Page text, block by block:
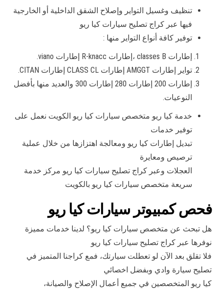
تنظيف وغسيل التواير وإصلاح الشقق الداخلية أو الخارجية
فيها عبر كراج تصليح سيارات كيا ريو
توفير كافة أنواع التواير منها :
إطارات classes B ،إطارات R-knacc إطارات viano.
تواير إطارات AMGGT إطارات CLASS CL إطارات CITAN.
إطارات 200 إطارات 280 إطارات 300 والعديد منها بأفضل
النوعيات.
خدمة كيا ريو متخصص سيارات كيا ريو الكويت نعمل على
توفير خدمات
تبديل إطارات كيا ريو ومعالجة اهتزازها من خلال عملية
ترصيص ومعايرة
العجلات وعبر كراج تصليح سيارات كيا ريو مركز خدمة
سريعة متخصص سيارات كيا ريو بالكويت
فحص كمبيوتر سيارات كيا ريو
هل تبحث عن متخصص سيارات كيا ريو؟ لدينا خدمات مميزة
نوفرها عبر كراج تصليح سيارات كيا ريو
فلا تقلق بعد الآن لو تعطلت سيارتك، فمع كراجنا المتميز في
تصليح سيارة وادي وبفضل اخصائي
كيا ريو المتخصصين في جميع أعمال الإصلاح والصيانة،